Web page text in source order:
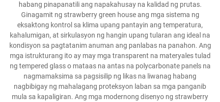
habang pinapanatili ang napakahusay na kalidad ng prutas.
Ginagamit ng strawberry green house ang mga sistema ng
eksaktong kontrol sa klima upang pantayin ang temperatura,
kahalumigan, at sirkulasyon ng hangin upang tularan ang ideal na
kondisyon sa pagtatanim anuman ang panlabas na panahon. Ang
mga istrukturang ito ay may mga transparent na materyales tulad
ng tempered glass o mataas na antas na polycarbonate panels na
nagmamaksima sa pagsisilip ng likas na liwanag habang
nagbibigay ng mahalagang proteksyon laban sa mga panganib
mula sa kapaligiran. Ang mga modernong disenyo ng strawberry